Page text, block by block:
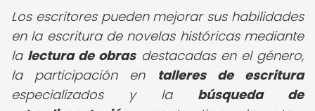
Los escritores pueden mejorar sus habilidades
en la escritura de novelas históricas mediante
la lectura de obrasdestacadas en el género,
la participación en talleres de escritura
especializados y la búsqueda de